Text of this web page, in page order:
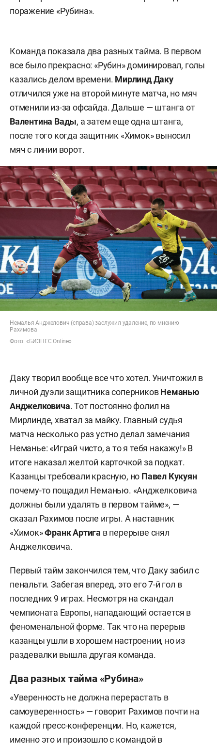
поражение «Рубина».
Команда показала два разных тайма. В первом
все было прекрасно: «Рубин» доминировал, голы
казались делом времени. МирлиндДаку
отличился уже на второй минуте матча, но мяч
отменили из-за офсайда. Дальше — штанга от
Валентина Вады, а затем еще одна штанга,
после того когда защитник «Химок» выносил
мяч с линии ворот.
Немалья Анджелович (справа) заслужил удаление, по мнению
Рахимова
Фото: «БИЗНЕС Online»
Даку творил вообще все что хотел. Уничтожил в
личной дуэли защитника соперниковНеманью
Анджелковича. Тот постоянно фолил на
Мирлинде, хватал за майку. Главный судья
матча несколько раз устно делал замечания
Неманье: «Играй чисто, а то я тебя накажу!» В
итоге наказал желтой карточкой за подкат.
Казанцы требовали красную, но Павел Кукуян
почему-то пощадил Неманью. «Анджелковича
должны были удалять в первом тайме», —
сказал Рахимов после игры. А наставник
«Химок»Франк Артига в перерыве снял
Анджелковича.
Первый тайм закончился тем, что Даку забил с
пенальти. Забегая вперед, это его 7-й гол в
последних 9 играх. Несмотря на скандал
чемпионата Европы, нападающий остается в
феноменальной форме. Так что на перерыв
казанцы ушли в хорошем настроении, но из
раздевалки вышла другая команда.
Два разных тайма «Рубина»
«Уверенность не должна перерастать в
самоуверенность» — говорит Рахимов почти на
каждой пресс-конференции. Но, кажется,
именно это и произошло с командой в